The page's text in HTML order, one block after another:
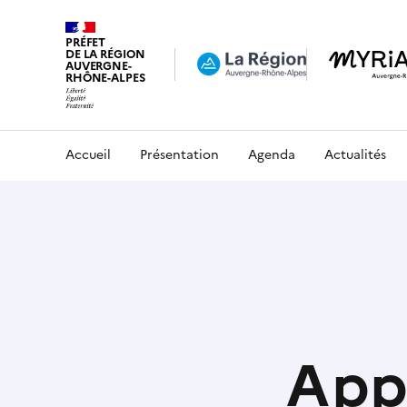
PRÉFET
DE LA RÉGION
AUVERGNE-
RHÔNE-ALPES
Accueil Présentation Agenda Actualités